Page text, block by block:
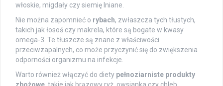
włoskie, migdały czy siemię lniane.
Nie można zapomnieć o rybach, zwłaszcza tych tłustych,
takich jak łosoś czy makrela, które są bogate w kwasy
omega-3. Te tłuszcze są znane z właściwości
przeciwzapalnych, co może przyczynić się do zwiększenia
odporności organizmu na infekcje.
Warto również włączyć do diety pełnoziarniste produkty